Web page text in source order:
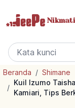
Beranda / Shimane
/
Kuil Izumo
Kamiari, Tips